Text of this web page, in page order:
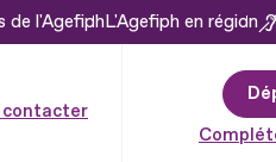
de l'AgefiphL'Agefiph en région
contacter